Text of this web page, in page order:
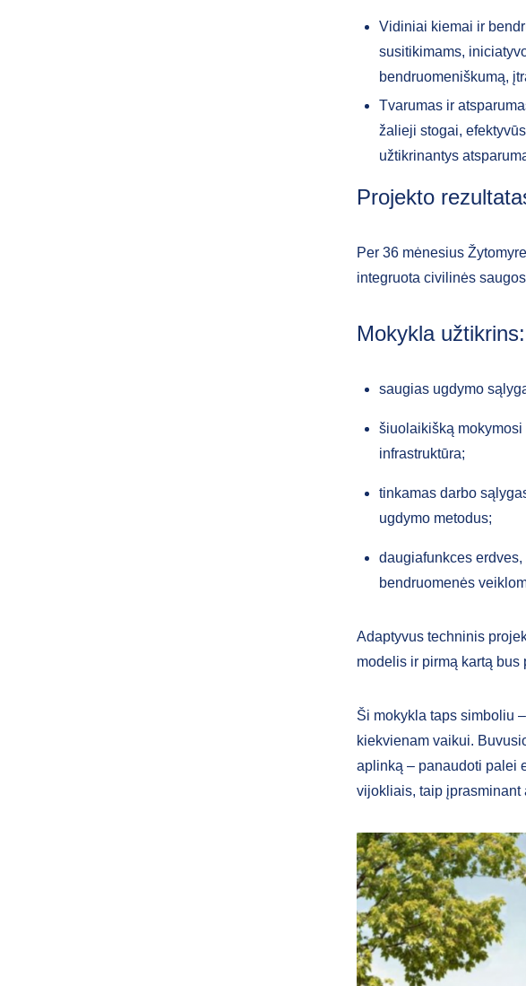
Vidiniai kiemai ir
susitikimams,
bendruomeniškumą,
Tvarumas ir
žalieji stogai,
užtikrinantys
Projekto
Per 36 mėnesius
integruota civilinės
Mokykla užtikrins:
saugias ugdymo
šiuolaikišką
infrastruktūra;
tinkamas darbo
ugdymo metodus;
daugiafunkces
bendruomenės
Adaptyvus techninis
modelis ir pirmą kartą
Ši mokykla taps simboliu
kiekvienam vaikui.
aplinką – panaudoti palei
vijokliais, taip įprasminant